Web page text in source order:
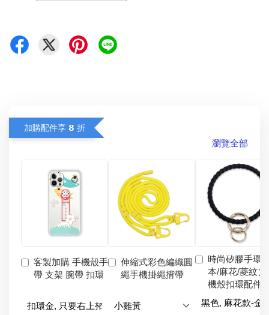
加購配件享 𝟴 折
瀏覽全部
客製加購 手機殼手
帶 支架 腕帶 扣環
伸縮式彩色編織圓
繩手機掛繩揹帶
時尚矽膠手環
本/麻花/菱紋）
機殼扣環配件